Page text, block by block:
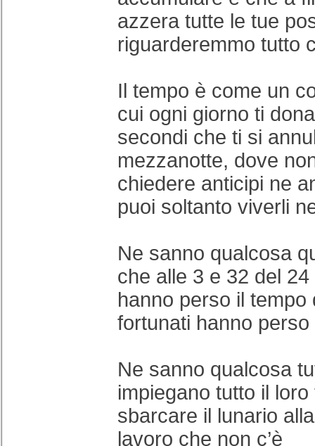
azzera tutte le tue
riguarderemmo tutto
Il tempo è come un
cui ogni giorno ti
secondi che ti si
mezzanotte, dove
chiedere anticipi ne
puoi soltanto viverli
Ne sanno qualcosa
che alle 3 e 32 del
hanno perso il tempo
fortunati hanno
Ne sanno qualcosa
impiegano tutto il
sbarcare il lunario
lavoro che non c’è